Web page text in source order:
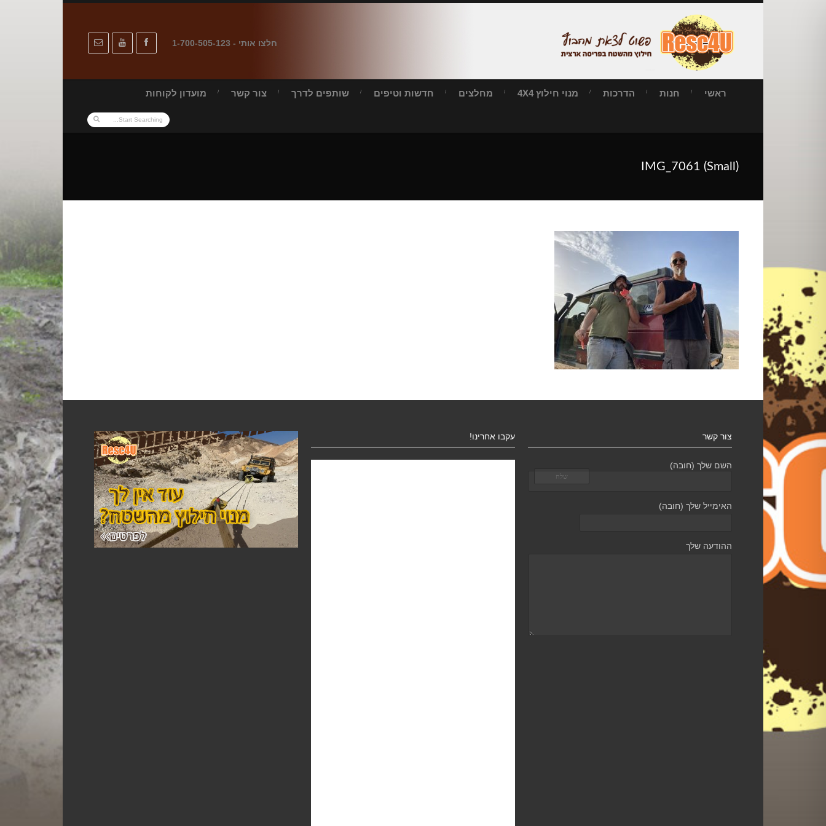
חלצו אותי - 1-700-505-123
ראשי חנות הדרכות מנוי חילוץ 4X4 מחלצים חדשות וטיפים שותפים לדרך צור קשר מועדון לקוחות
IMG_7061 (Small)
צור קשר
השם שלך (חובה)
האימייל שלך (חובה)
ההודעה שלך
עקבו אחרינו!